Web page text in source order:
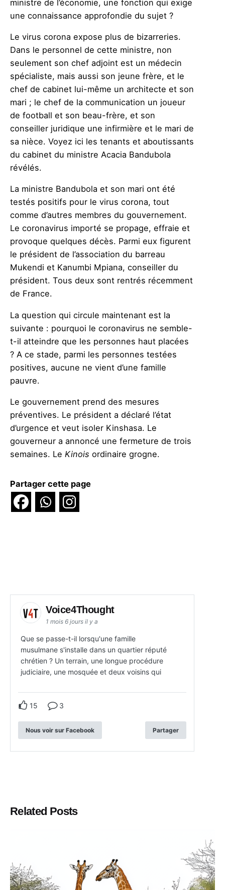
ministre de l’économie, une fonction qui exige
une connaissance approfondie du sujet ?
Le virus corona expose plus de bizarreries.
Dans le personnel de cette ministre, non
seulement son chef adjoint est un médecin
spécialiste, mais aussi son jeune frère, et le
chef de cabinet lui-même un architecte et son
mari ; le chef de la communication un joueur
de football et son beau-frère, et son
conseiller juridique une infirmière et le mari de
sa nièce. Voyez ici les tenants et aboutissants
du cabinet du ministre Acacia Bandubola
révélés.
La ministre Bandubola et son mari ont été
testés positifs pour le virus corona, tout
comme d’autres membres du gouvernement.
Le coronavirus importé se propage, effraie et
provoque quelques décès. Parmi eux figurent
le président de l’association du barreau
Mukendi et Kanumbi Mpiana, conseiller du
président. Tous deux sont rentrés récemment
de France.
La question qui circule maintenant est la
suivante : pourquoi le coronavirus ne semble-
t-il atteindre que les personnes haut placées
? A ce stade, parmi les personnes testées
positives, aucune ne vient d’une famille
pauvre.
Le gouvernement prend des mesures
préventives. Le président a déclaré l’état
d’urgence et veut isoler Kinshasa. Le
gouverneur a annoncé une fermeture de trois
semaines. Le Kinois ordinaire grogne.
Partager cette page
Voice4Thought
1 mois 6 jours il y a
Que se passe-t-il lorsqu'une famille
musulmane s'installe dans un quartier réputé
chrétien ? Un terrain, une longue procédure
judiciaire, une mosquée et deux voisins qui
15 3
Nous voir sur Facebook Partager
Related Posts